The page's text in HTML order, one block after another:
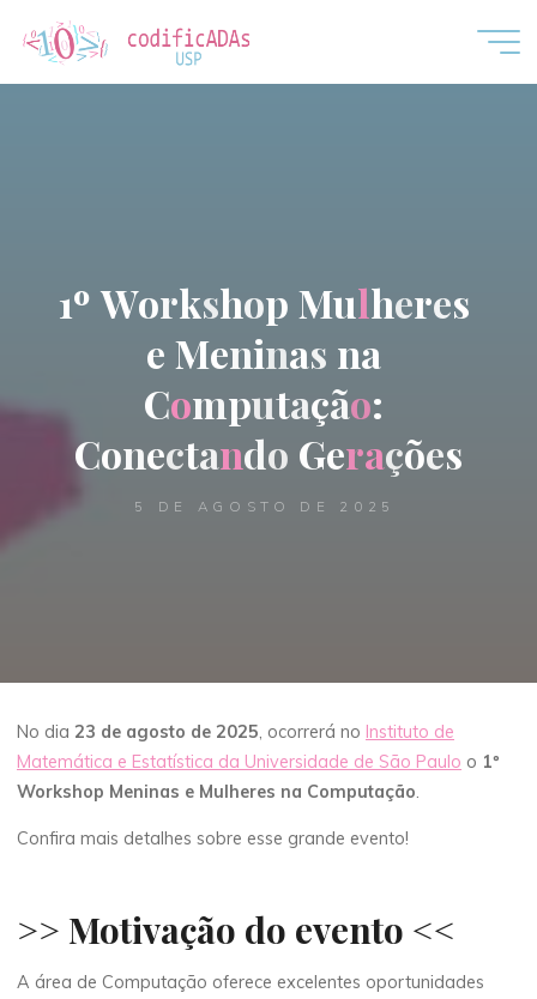
1ºWorkshop Mulheres
e Meninas na
Computação:
Conectando Gerações
5 DE AGOSTO DE 2025
No dia 23 de agosto de 2025, ocorrerá no Instituto de
Matemática e Estatística da Universidade de São Paulo o 1º
Workshop Meninas e Mulheres na Computação.
Confira mais detalhes sobre esse grande evento!
>> Motivação do evento <<
A área de Computação oferece excelentes oportunidades